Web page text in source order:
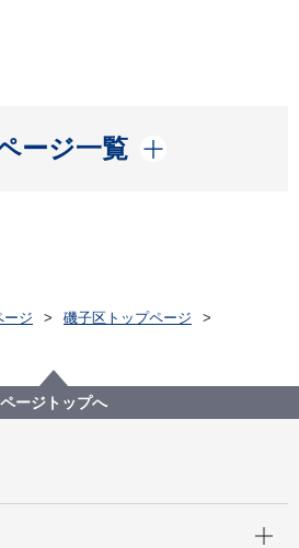
ージ一覧
開く
ージ
磯子区トップページ
ページトップへ